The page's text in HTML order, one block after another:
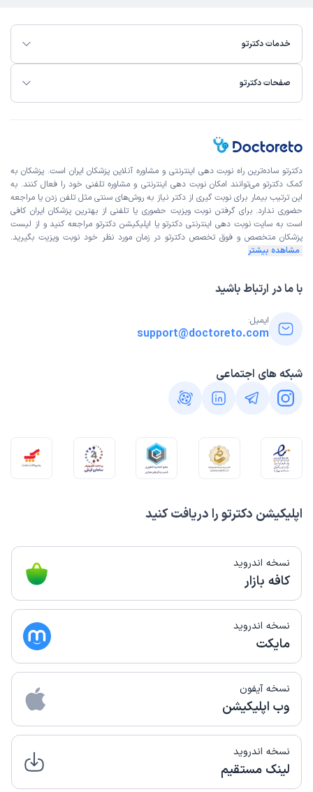
خدمات دکترتو
صفحات دکترتو
اپلیکیشن دکترتو را دریافت کنید
نسخه اندروید
کافه بازار
نسخه اندروید
مایکت
نسخه آیفون
وب اپلیکیشن
نسخه اندروید
لینک مستقیم
دکترتو ساده‌ترین راه نوبت‌ دهی اینترنتی و مشاوره آنلاین پزشکان ایران است. پزشکان به
کمک دکترتو می‌توانند امکان نوبت دهی اینترنتی و مشاوره تلفنی خود را فعال کنند. به
این ترتیب بیمار برای نوبت گیری از دکتر نیاز به روش‌های سنتی مثل تلفن زدن یا مراجعه
حضوری ندارد. برای گرفتن نوبت ویزیت حضوری یا تلفنی از بهترین پزشکان ایران کافی
است به سایت نوبت دهی اینترنتی دکترتو یا اپلیکیشن دکترتو مراجعه کنید و از لیست
پزشکان متخصص و فوق تخصص دکترتو در زمان مورد نظر خود نوبت ویزیت بگیرید.
مشاهده بیشتر
با ما در ارتباط باشید
ایمیل:
support@doctoreto.com
شبکه های اجتماعی